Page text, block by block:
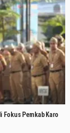
Fokus Pemkab Karo